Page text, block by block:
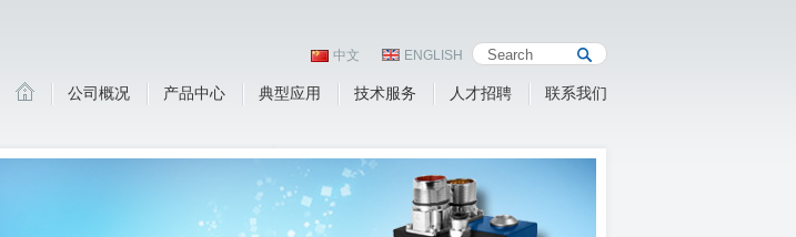
中文 ENGLISH
公司概况 产品中心 典型应用 技术服务 人才招聘 联系我们